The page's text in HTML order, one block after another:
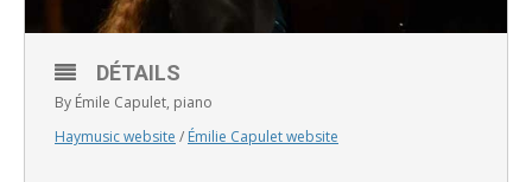
DÉTAILS
By Émile Capulet, piano
Haymusic website / Émilie Capulet website